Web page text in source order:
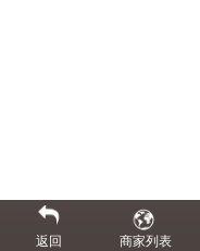
返回 商家列表